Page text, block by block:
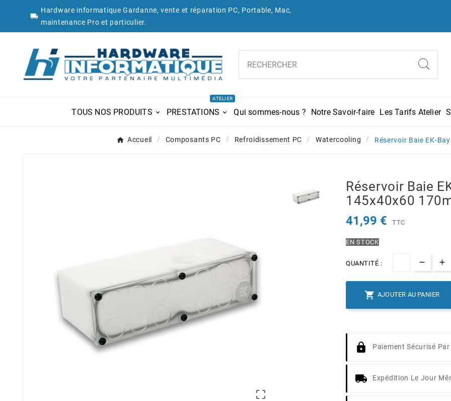

Hardware informatique Gardanne, vente et réparation PC, Portable, Mac,
maintenance Pro et particulier.
TOUS NOS PRODUITS PRESTATIONS
ATELIER
Qui sommes-nous ? Notre Savoir-faire Les Tarifs Atelier
Accueil Composants PC Refroidissement PC Watercooling Réservoir Baie EK-

Réservoir Baie
145x40x60
41,99 € TTC
EN STOCK
QUANTITÉ :
 AJOUTER AU PANIER
Paiement Sécurisé Par
Expédition Le Jour